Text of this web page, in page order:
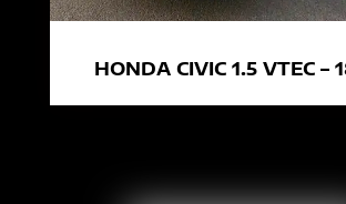
HONDA CIVIC 1.5 VTEC –